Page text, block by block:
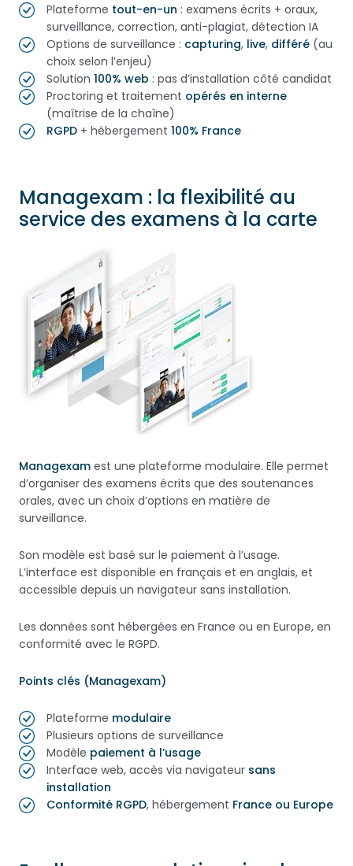
Plateforme tout-en-un : examens écrits + oraux,
surveillance, correction, anti-plagiat, détection IA
Options de surveillance : capturing, live, différé (au
choix selon l’enjeu)
Solution 100% web : pas d’installation côté candidat
Proctoring et traitement opérés en interne
(maîtrise de la chaîne)
RGPD + hébergement 100% France
Managexam : la flexibilité au
service des examens à la carte
Managexam est une plateforme modulaire. Elle permet
d’organiser des examens écrits que des soutenances
orales, avec un choix d’options en matière de
surveillance.
Son modèle est basé sur le paiement à l’usage.
L’interface est disponible en français et en anglais, et
accessible depuis un navigateur sans installation.
Les données sont hébergées en France ou en Europe, en
conformité avec le RGPD.
Points clés (Managexam)
Plateforme modulaire
Plusieurs options de surveillance
Modèle paiement à l’usage
Interface web, accès via navigateur sans
installation
Conformité RGPD, hébergement France ou Europe